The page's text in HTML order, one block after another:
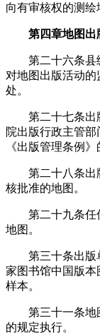
向有审核权的测绘
第四章地图出
第二十六条县
对地图出版活动
处。
第二十七条出
院出版行政主管
《出版管理条例
第二十八条出
核批准的地图。
第二十九条任
地图。
第三十条出版
家图书馆中国版
样本。
第三十一条地
的规定执行。